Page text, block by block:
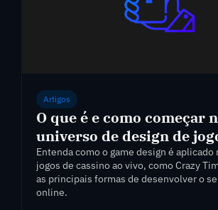
Artigos
O que é e como começar
universo de design de
Entenda como o game design é aplicado
jogos de cassino ao vivo, como Crazy
as principais formas de desenvolver o
online.